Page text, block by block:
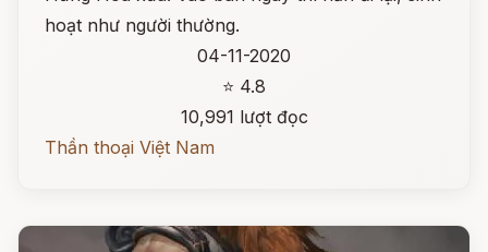
hoạt như người thường.
04-11-2020
⭐ 4.8
10,991 lượt đọc
Thần thoại Việt Nam